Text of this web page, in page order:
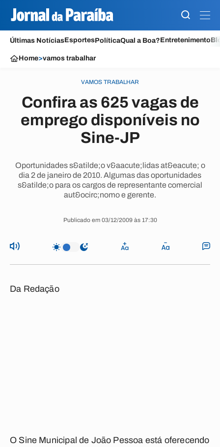
Últimas NotíciasEsportesPolíticaQual a Boa?Entretenimento
Home>vamos trabalhar
VAMOS TRABALHAR
Confira as 625 vagas de
emprego disponíveis no
Sine-JP
Oportunidades s&atilde;o v&aacute;lidas at&eacute; o
dia 2 de janeiro de 2010. Algumas das oportunidades
s&atilde;o para os cargos de representante comercial
aut&ocirc;nomo e gerente.
Publicado em 03/12/2009 às 17:30
Da Redação
O Sine Municipal de João Pessoa está oferecendo